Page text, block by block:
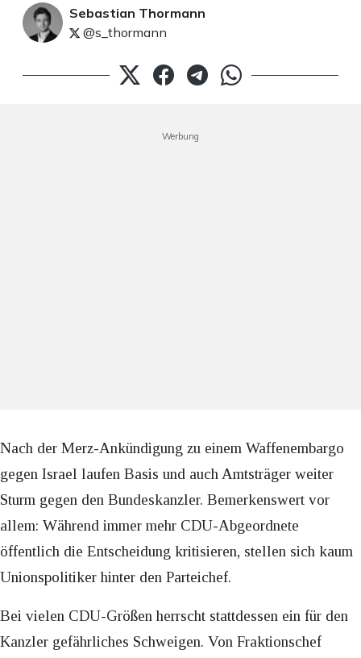
Sebastian Thormann
@s_thormann
Werbung
Nach der Merz-Ankündigung zu einem Waffenembargo
gegen Israel laufen Basis und auch Amtsträger weiter
Sturm gegen den Bundeskanzler. Bemerkenswert vor
allem: Während immer mehr CDU-Abgeordnete
öffentlich die Entscheidung kritisieren, stellen sich kaum
Unionspolitiker hinter den Parteichef.
Bei vielen CDU-Größen herrscht stattdessen ein für den
Kanzler gefährliches Schweigen. Von Fraktionschef